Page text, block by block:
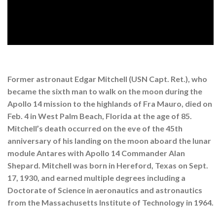
Former astronaut Edgar Mitchell (USN Capt. Ret.), who
became the sixth man to walk on the moon during the
Apollo 14 mission to the highlands of Fra Mauro, died on
Feb. 4 in West Palm Beach, Florida at the age of 85.
Mitchell’s death occurred on the eve of the 45th
anniversary of his landing on the moon aboard the lunar
module Antares with Apollo 14 Commander Alan
Shepard. Mitchell was born in Hereford, Texas on Sept.
17, 1930, and earned multiple degrees including a
Doctorate of Science in aeronautics and astronautics
from the Massachusetts Institute of Technology in 1964.